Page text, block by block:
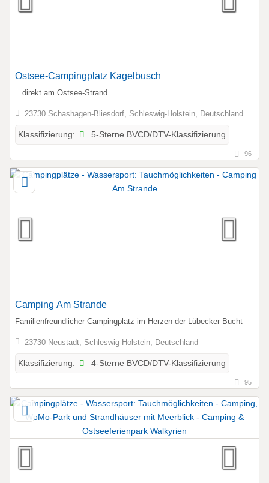
Ostsee-Campingplatz Kagelbusch
...direkt am Ostsee-Strand
23730 Schashagen-Bliesdorf, Schleswig-Holstein, Deutschland
Klassifizierung: 5-Sterne BVCD/DTV-Klassifizierung
96
Camping Am Strande
Familienfreundlicher Campingplatz im Herzen der Lübecker Bucht
23730 Neustadt, Schleswig-Holstein, Deutschland
Klassifizierung: 4-Sterne BVCD/DTV-Klassifizierung
95